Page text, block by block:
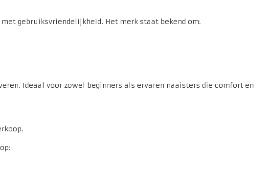
gebruiksvriendelijkheid. Het merk staat bekend om:
Ideaal voor zowel beginners als ervaren naaisters die comfort en